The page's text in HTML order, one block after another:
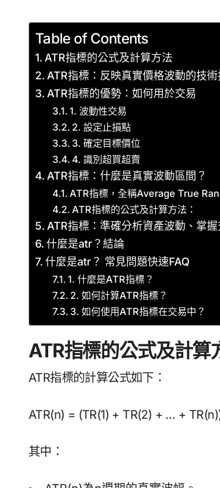
Table of Contents
ATR指標的公式及計算方法
ATR指標：反映真實價格波動的技術
ATR指標的優勢：如何用於交易
1. 波動性交易
2. 設定止損點
3. 確定目標價位
4. 識別超買超賣
ATR指標：什麼是真實波動區間？
ATR指標，全稱Average True
ATR指標的公式及計算方法：
ATR指標：準確分析資產波動、掌
什麼是atr？結論
什麼是atr？ 常見問題快速FAQ
1. 什麼是ATR指標？
2. 如何計算ATR指標？
3. 如何使用ATR指標在交易中？
ATR指標的公式及計算
ATR指標的計算公式如下：
ATR(n) = (TR(1) + TR(2) + … +
其中：